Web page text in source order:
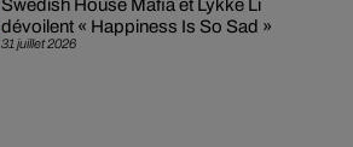
31 juillet 2026
Swedish House Mafia et Lykke Li
dévoilent « Happiness Is So Sad »